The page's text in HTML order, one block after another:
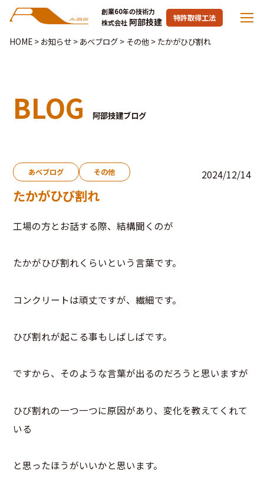
創業60年の技術力
株式会社 阿部技建 特許取得工法
HOME> お知らせ> あべブログ> その他> たかがひび割れ
BLOG 阿部技建ブログ
あべブログ その他 2024/12/14
たかがひび割れ
工場の方とお話する際、結構聞くのが
たかがひび割れくらいという言葉です。
コンクリートは頑丈ですが、繊細です。
ひび割れが起こる事もしばしばです。
ですから、そのような言葉が出るのだろうと思いますが
ひび割れの一つ一つに原因があり、変化を教えてくれて
いる
と思ったほうがいいかと思います。